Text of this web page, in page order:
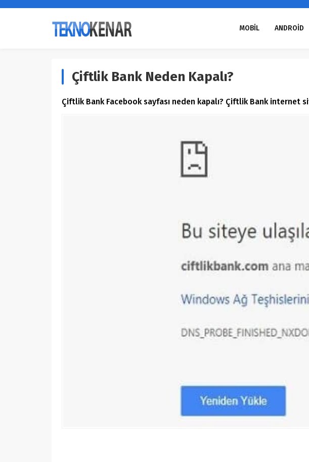
MOBİL ANDROİD
Çiftlik Bank Neden Kapalı?
Çiftlik Bank Facebook sayfası neden kapalı? Çiftlik Bank internet